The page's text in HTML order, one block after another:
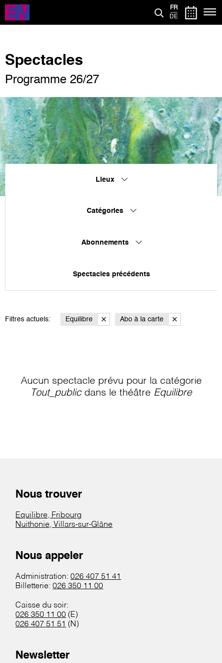
Aller
contenu
FR
DE
Spectacles
Programme 26/27
Lieux
Catégories
Abonnements
Spectacles précédents
Filtres actuels: Equilibre Abo à la carte
Aucun spectacle prévu pour la catégorie
Tout_publicdans le théâtre Equilibre
Nous trouver
Equilibre, Fribourg
Nuithonie, Villars-sur-Glâne
Nous appeler
Administration:026 407 51 41
Billetterie:026 350 11 00
Caisse du soir:
026 350 11 00 (E)
026 407 51 51 (N)
Newsletter